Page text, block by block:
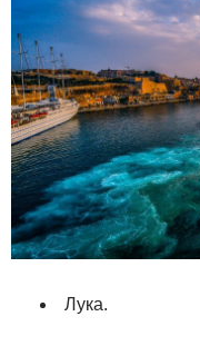
Лука.